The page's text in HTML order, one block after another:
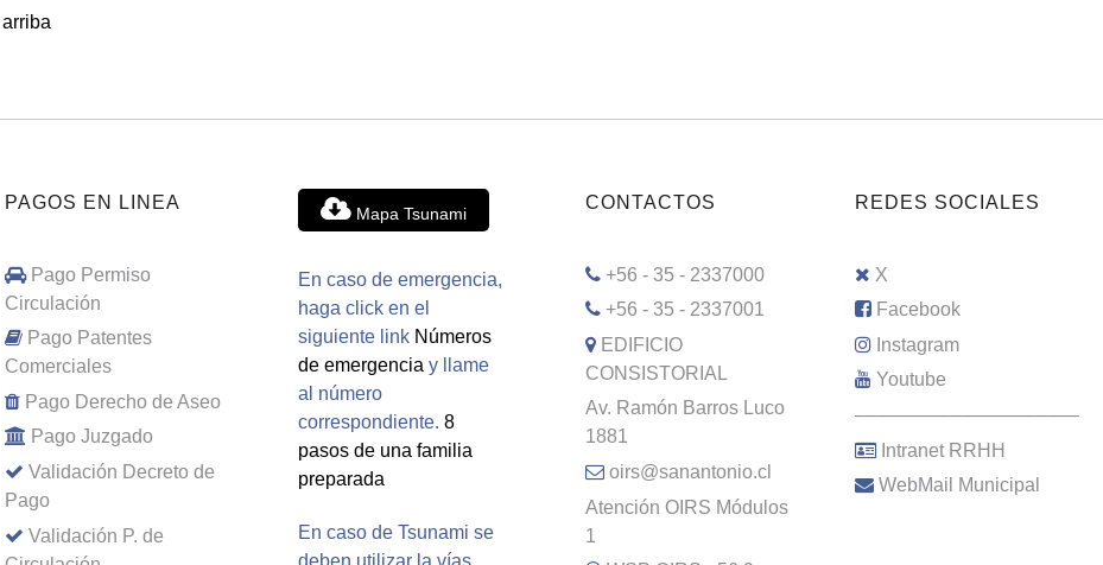
PAGOS EN LINEA
Pago Permiso
Circulación
Pago Patentes
Comerciales
Pago Derecho de Aseo
Pago Juzgado
Validación Decreto de
Pago
Validación P. de
Mapa Tsunami
En caso de emergencia,
haga click en el
siguiente link Números
de emergencia y llame
al número
correspondiente. 8
pasos de una familia
preparada
En caso de Tsunami se
deben utilizar la vías
CONTACTOS
+56 - 35 - 2337000
+56 - 35 - 2337001
EDIFICIO
CONSISTORIAL
Av. Ramón Barros Luco
1881
oirs@sanantonio.cl
Atención OIRS Módulos
1
REDES SOCIALES
X
Facebook
Instagram
Youtube
–––––––––––––––––––––
Intranet RRHH
WebMail Municipal